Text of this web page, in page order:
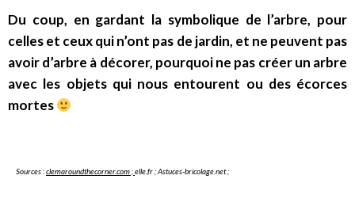
Du coup, en gardant la symbolique de l’arbre, pour
celles et ceux qui n’ont pas de jardin, et ne peuvent pas
avoir d’arbre à décorer, pourquoi ne pas créer un arbre
avec les objets qui nous entourent ou des écorces
mortes
Sources :clemaroundthecorner.com ;elle.fr ; Astuces-bricolage.net ;